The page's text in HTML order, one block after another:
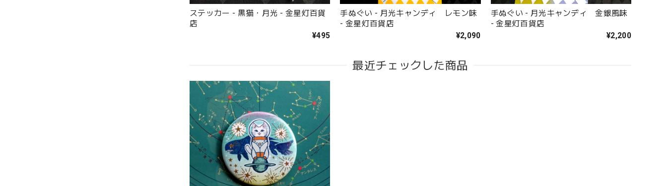
ステッカー - 黒猫・月光 - 金星灯百貨
店
¥495
手ぬぐい - 月光キャンディ レモン味
- 金星灯百貨店
¥2,090
手ぬぐい - 月光キャンディ 金銀風味
- 金星灯百貨店
¥2,200
最近チェックした商品